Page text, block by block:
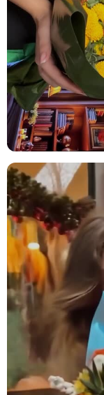
Ürün İçeriği
İthal Beyaz Gül:
çiçeği olarak
Turuncu Çardak Gül:
dinamik bir hava
Okaliptus:
zarafetini pekiştirir ve
Sholu Berries:Canlı
Doğal bir dokunuş
Solucan Otu:Doğal
havasını artırır.
Sarı Luna:Canlı sarı
modern bir dokunuş
Kullanım Alanları ve
Ev Dekorasyonu: Bu
katacak ve yaşam
odası, yemek odası
öğesi olabilir.
Ofis Dekorasyonu:
profesyonel bir
renklendirir ve ofis
Yoga Stüdyosu
stüdyolarında zarif
sakinleştirir ve
Kurumsal Hediye:
etmek veya
Modern tasarımı,
şekilde ifade eder.